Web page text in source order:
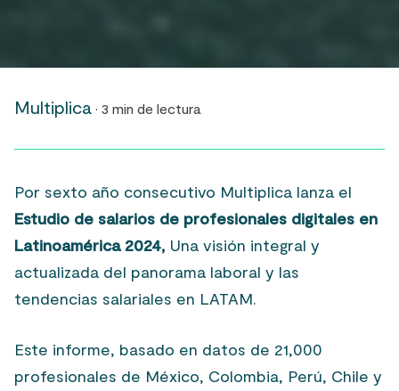
Multiplica · 3 min de lectura
Por sexto año consecutivo Multiplica lanza el
Estudio de salarios de profesionales digitales en
Latinoamérica 2024, Una visión integral y
actualizada del panorama laboral y las
tendencias salariales en LATAM.
Este informe, basado en datos de 21,000
profesionales de México, Colombia, Perú, Chile y